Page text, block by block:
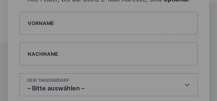
VORNAME
NACHNAME
DEIN TAGESBEDARF